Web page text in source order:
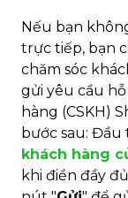
Nếu bạn
trực tiếp, bạn
chăm sóc
gửi yêu cầu
hàng (CSKH)
bước sau: Đầu
khách hàng
khi điền đầy